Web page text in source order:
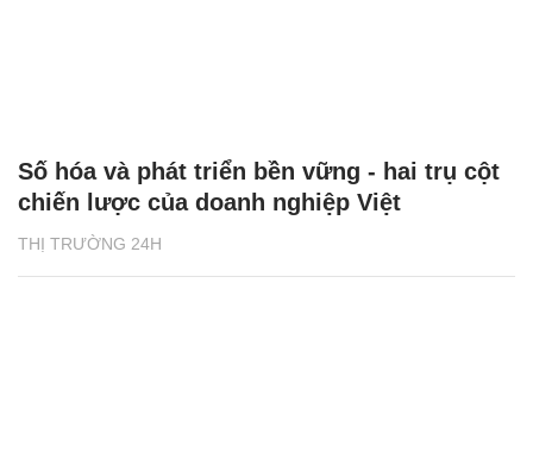
THỊ TRƯỜNG 24H
Số hóa và phát triển bền vững - hai trụ cột
chiến lược của doanh nghiệp Việt